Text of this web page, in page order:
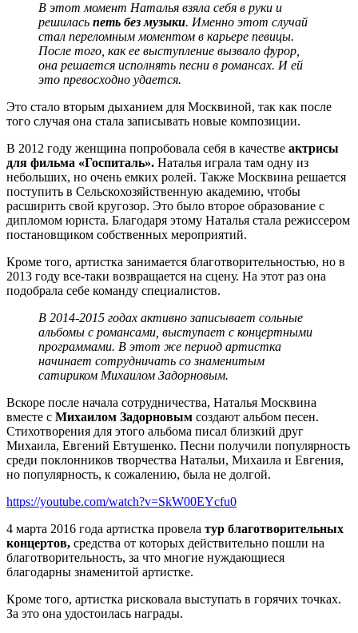
В этот момент Наталья взяла себя в руки и
решилась петь без музыки. Именно этот случай
стал переломным моментом в карьере певицы.
После того, как ее выступление вызвало фурор,
она решается исполнять песни в романсах. И ей
это превосходно удается.
Это стало вторым дыханием для Москвиной, так как после
того случая она стала записывать новые композиции.
В 2012 году женщина попробовала себя в качестве актрисы
для фильма «Госпиталь». Наталья играла там одну из
небольших, но очень емких ролей. Также Москвина решается
поступить в Сельскохозяйственную академию, чтобы
расширить свой кругозор. Это было второе образование с
дипломом юриста. Благодаря этому Наталья стала режиссером
постановщиком собственных мероприятий.
Кроме того, артистка занимается благотворительностью, но в
2013 году все-таки возвращается на сцену. На этот раз она
подобрала себе команду специалистов.
В 2014-2015 годах активно записывает сольные
альбомы с романсами, выступает с концертными
программами. В этот же период артистка
начинает сотрудничать со знаменитым
сатириком Михаилом Задорновым.
Вскоре после начала сотрудничества, Наталья Москвина
вместе с Михаилом Задорновым создают альбом песен.
Стихотворения для этого альбома писал близкий друг
Михаила, Евгений Евтушенко. Песни получили популярность
среди поклонников творчества Натальи, Михаила и Евгения,
но популярность, к сожалению, была не долгой.
https://youtube.com/watch?v=SkW00EYcfu0
4 марта 2016 года артистка провела тур благотворительных
концертов, средства от которых действительно пошли на
благотворительность, за что многие нуждающиеся
благодарны знаменитой артистке.
Кроме того, артистка рисковала выступать в горячих точках.
За это она удостоилась награды.